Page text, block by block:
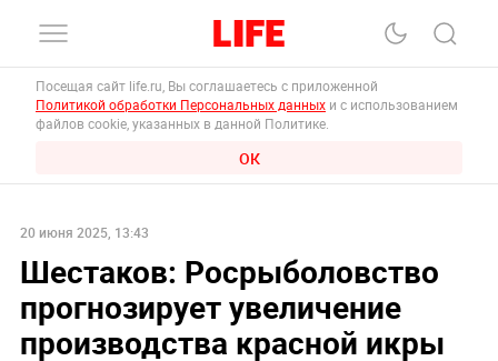
Посещая сайт life.ru, Вы соглашаетесь с приложенной
Политикой обработки Персональных данных и с использованием
файлов cookie, указанных в данной Политике.
ОК
20 июня 2025, 13:43
Шестаков: Росрыболовство
прогнозирует увеличение
производства красной икры